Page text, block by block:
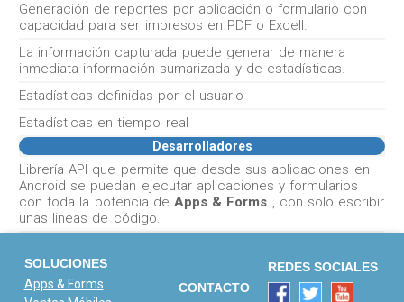
Generación de reportes por aplicación o formulario con
capacidad para ser impresos en PDF o Excell.
La información capturada puede generar de manera
inmediata información sumarizada y de estadísticas.
Estadísticas definidas por el usuario
Estadísticas en tiempo real
Desarrolladores
Librería API que permite que desde sus aplicaciones en
Android se puedan ejecutar aplicaciones y formularios
con toda la potencia de Apps & Forms , con solo escribir
unas lineas de código.
SOLUCIONES
Apps & Forms
CONTACTO
REDES SOCIALES